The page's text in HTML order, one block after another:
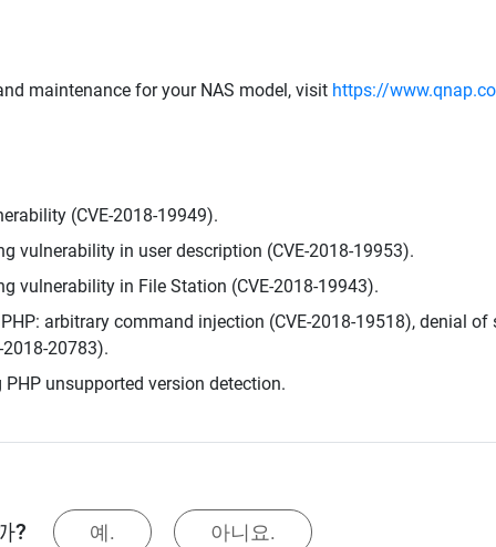
maintenance for your NAS model, visit https://
(CVE-2018-19949).
vulnerability in user description (CVE-2018-19953).
vulnerability in File Station (CVE-2018-19943).
arbitrary command injection (CVE-2018-19518), denial of
20783).
unsupported version detection.
? 예. 아니요.